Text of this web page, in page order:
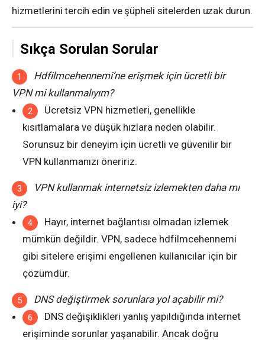
hizmetlerini tercih edin ve şüpheli sitelerden uzak durun.
Sıkça Sorulan Sorular
Hdfilmcehennemi’ne erişmek için ücretli bir
VPN mi kullanmalıyım?
Ücretsiz VPN hizmetleri, genellikle
kısıtlamalara ve düşük hızlara neden olabilir.
Sorunsuz bir deneyim için ücretli ve güvenilir bir
VPN kullanmanızı öneririz.
VPN kullanmak internetsiz izlemekten daha mı
iyi?
Hayır, internet bağlantısı olmadan izlemek
mümkün değildir. VPN, sadece hdfilmcehennemi
gibi sitelere erişimi engellenen kullanıcılar için bir
çözümdür.
DNS değiştirmek sorunlara yol açabilir mi?
DNS değişiklikleri yanlış yapıldığında internet
erişiminde sorunlar yaşanabilir. Ancak doğru